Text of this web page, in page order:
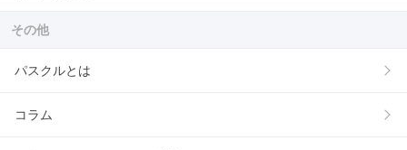
その他
パスクルとは
コラム